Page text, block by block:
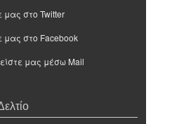
μας στο Twitter
μας στο Facebook
μας μέσω Mail